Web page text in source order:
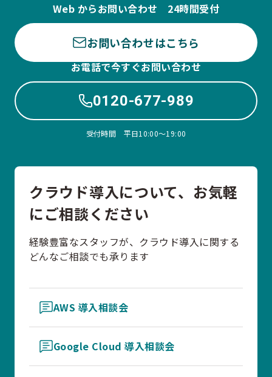
Web からお問い合わせ 24時間受付
お問い合わせはこちら
お電話で今すぐお問い合わせ
0120-677-989
受付時間 平日10:00〜19:00
クラウド導入について、お気軽
にご相談ください
経験豊富なスタッフが、クラウド導入に関する
どんなご相談でも承ります
AWS 導入相談会
Google Cloud 導入相談会